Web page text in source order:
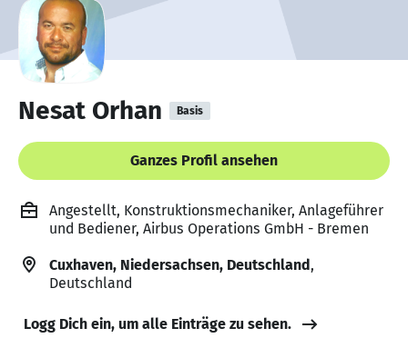
Nesat Orhan Basis
Ganzes Profil ansehen
Angestellt, Konstruktionsmechaniker, Anlageführer
und Bediener, Airbus Operations GmbH - Bremen
Cuxhaven, Niedersachsen, Deutschland,
Deutschland
Logg Dich ein, um alle Einträge zu sehen.